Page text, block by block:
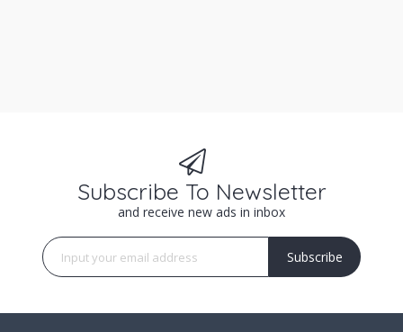
Subscribe To Newsletter
and receive new ads in inbox
Subscribe